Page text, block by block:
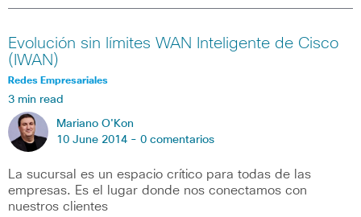
Evolución sin límites WAN Inteligente de Cisco
(IWAN)
Redes Empresariales
3 min read
Mariano O'Kon
10 June 2014 - 0 comentarios
La sucursal es un espacio crítico para todas de las
empresas. Es el lugar donde nos conectamos con
nuestros clientes